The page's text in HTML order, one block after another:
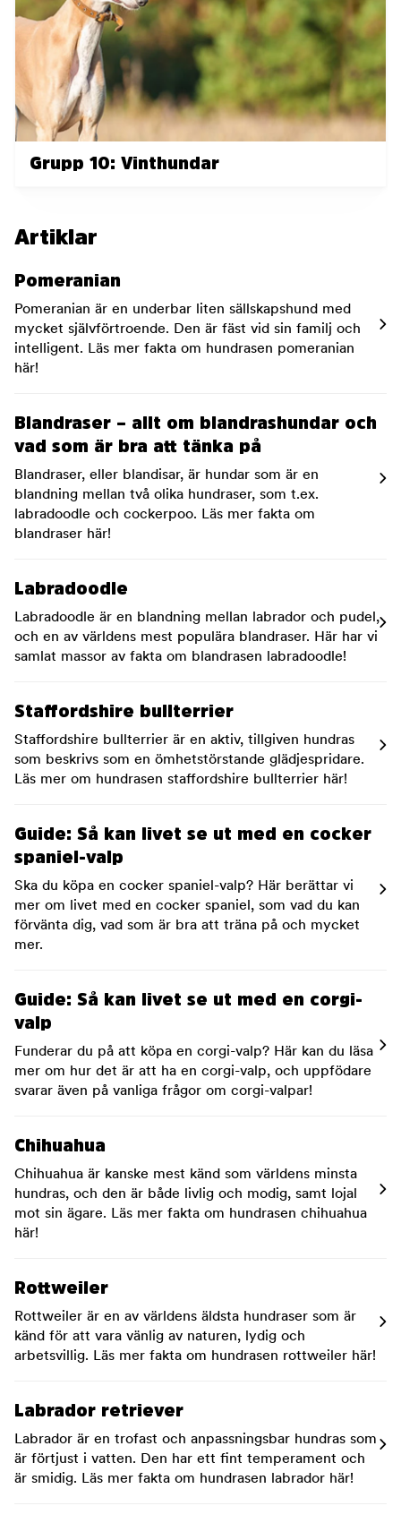
Grupp 10: Vinthundar
Artiklar
Pomeranian
Pomeranian är en underbar liten sällskapshund med
mycket självförtroende. Den är fäst vid sin familj och
intelligent. Läs mer fakta om hundrasen pomeranian
här!
Blandraser – allt om blandrashundar och
vad som är bra att tänka på
Blandraser, eller blandisar, är hundar som är en
blandning mellan två olika hundraser, som t.ex.
labradoodle och cockerpoo. Läs mer fakta om
blandraser här!
Labradoodle
Labradoodle är en blandning mellan labrador och pudel,
och en av världens mest populära blandraser. Här har vi
samlat massor av fakta om blandrasen labradoodle!
Staffordshire bullterrier
Staffordshire bullterrier är en aktiv, tillgiven hundras
som beskrivs som en ömhetstörstande glädjespridare.
Läs mer om hundrasen staffordshire bullterrier här!
Guide: Så kan livet se ut med en cocker
spaniel-valp
Ska du köpa en cocker spaniel-valp? Här berättar vi
mer om livet med en cocker spaniel, som vad du kan
förvänta dig, vad som är bra att träna på och mycket
mer.
Guide: Så kan livet se ut med en corgi-
valp
Funderar du på att köpa en corgi-valp? Här kan du läsa
mer om hur det är att ha en corgi-valp, och uppfödare
svarar även på vanliga frågor om corgi-valpar!
Chihuahua
Chihuahua är kanske mest känd som världens minsta
hundras, och den är både livlig och modig, samt lojal
mot sin ägare. Läs mer fakta om hundrasen chihuahua
här!
Rottweiler
Rottweiler är en av världens äldsta hundraser som är
känd för att vara vänlig av naturen, lydig och
arbetsvillig. Läs mer fakta om hundrasen rottweiler här!
Labrador retriever
Labrador är en trofast och anpassningsbar hundras som
är förtjust i vatten. Den har ett fint temperament och
är smidig. Läs mer fakta om hundrasen labrador här!